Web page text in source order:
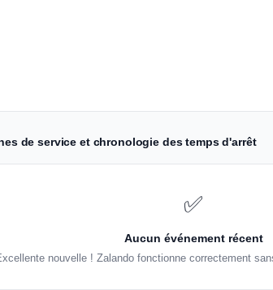
de service et chronologie des temps d'arrêt
✅
Aucun événement récent
nouvelle ! Zalando fonctionne correctement